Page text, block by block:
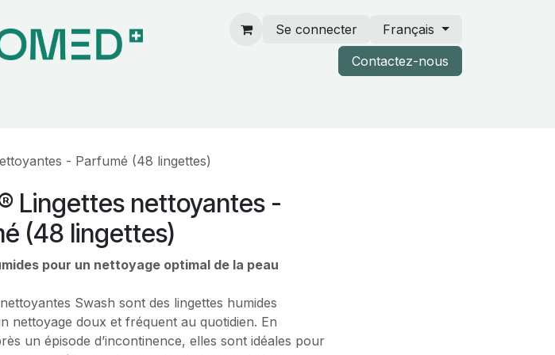
Se connecter
Français
Contactez-nous
- Parfumé (48 lingettes)
Lingettes nettoyantes -
(48 lingettes)
pour un nettoyage optimal de la peau
Swash sont des lingettes humides
nettoyage doux et fréquent au quotidien. En
un épisode d’incontinence, elles sont idéales pour